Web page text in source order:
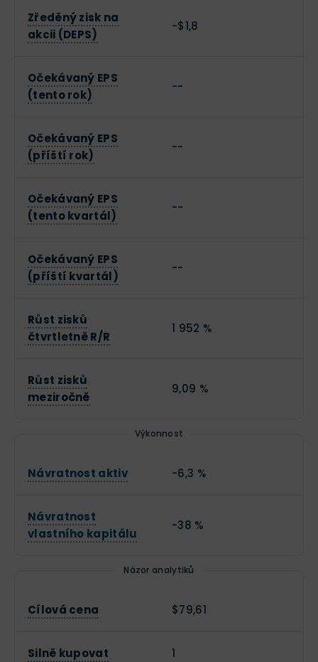
Zředěný zisk na
akcii (DEPS)
-$1,8
Očekávaný EPS
(tento rok)
--
Očekávaný EPS
(příští rok)
--
Očekávaný EPS
(tento kvartál)
--
Očekávaný EPS
(příští kvartál)
--
Růst zisků
čtvrtletně R/R
1 952 %
Růst zisků
meziročně
9,09 %
Výkonnost
Návratnost aktiv -6,3 %
Návratnost
vlastního kapitálu
-38 %
Názor analytiků
Cílová cena $79,61
Silně kupovat 1